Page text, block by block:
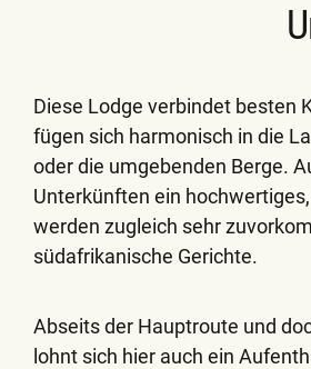
Diese Lodge verbindet besten
fügen sich harmonisch in die
oder die umgebenden Berge.
Unterkünften ein
werden zugleich sehr
südafrikanische Gerichte.
Abseits der Hauptroute und
lohnt sich hier auch ein